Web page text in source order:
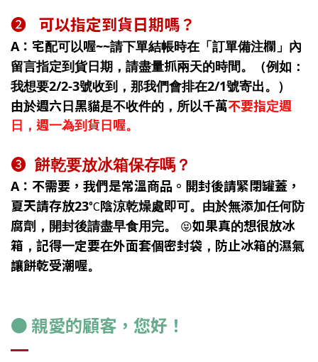
❷ 可以指定到貨日期嗎？
A：宅配可以喔~~請下單結帳時在「訂單備注欄 」內
留言指定到貨日期，請盡量抓兩天的時間。（例如：
我想要2/2-3號收到，那我們會排在2/1號寄出。）
由於週六日黑貓是不收件的，所以千萬不要指定週
日，週一為到貨日喔。
❸ 餅乾要放冰箱保存嗎？
A：不需要，我們是常溫商品。開封後請緊閉罐蓋，
夏天請存放23°C陰涼乾燥處即可。由於無添加任何防
腐劑，開封後請盡早食用完。 😝如果真的想很放冰
箱，記得一定要在外面套個密封袋，防止冰箱的濕氣
讓餅乾受潮喔。
●親愛的顧客，您好！